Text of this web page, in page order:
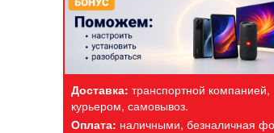
Доставка: транспортной компанией,
курьером, самовывоз.
Оплата: наличными, безналичная